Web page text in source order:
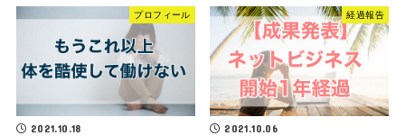
プロフィール
2021.10.18
経過報告
2021.10.06